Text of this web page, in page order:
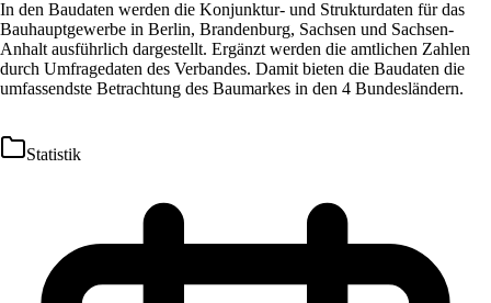
In den Baudaten werden die Konjunktur- und Strukturdaten für das
Bauhauptgewerbe in Berlin, Brandenburg, Sachsen und Sachsen-
Anhalt ausführlich dargestellt. Ergänzt werden die amtlichen Zahlen
durch Umfragedaten des Verbandes. Damit bieten die Baudaten die
umfassendste Betrachtung des Baumarkes in den 4 Bundesländern.
Statistik